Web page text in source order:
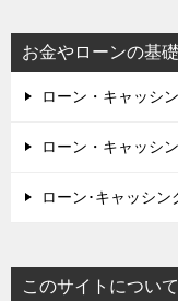
お金やローンの基
ローン・キャッシ
ローン・キャッシ
ローン･キャッシン
このサイトについて